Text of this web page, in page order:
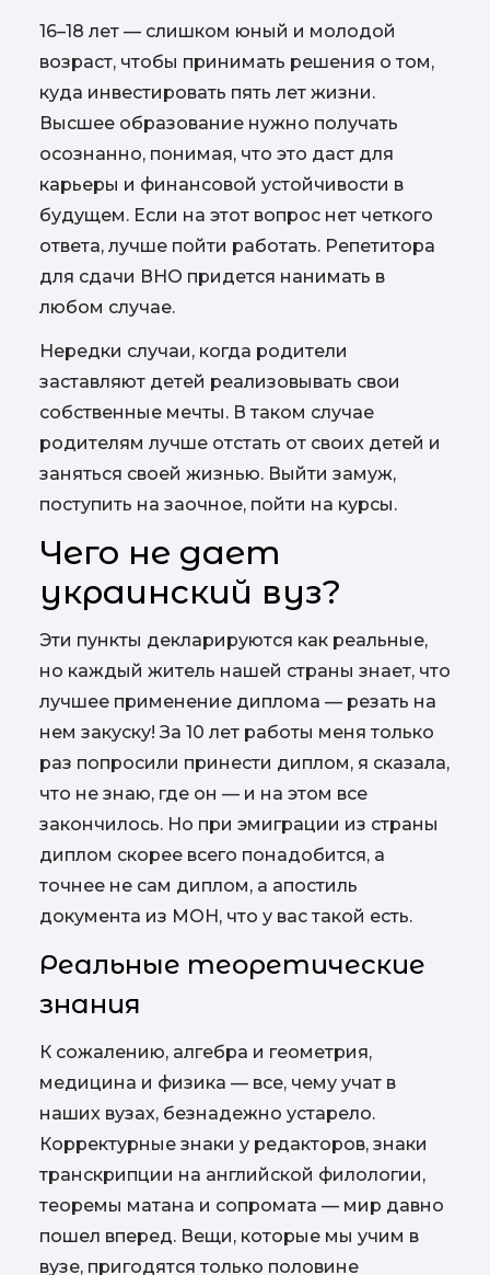
16–18 лет — слишком юный и молодой
возраст, чтобы принимать решения о том,
куда инвестировать пять лет жизни.
Высшее образование нужно получать
осознанно, понимая, что это даст для
карьеры и финансовой устойчивости в
будущем. Если на этот вопрос нет четкого
ответа, лучше пойти работать. Репетитора
для сдачи ВНО придется нанимать в
любом случае.
Нередки случаи, когда родители
заставляют детей реализовывать свои
собственные мечты. В таком случае
родителям лучше отстать от своих детей и
заняться своей жизнью. Выйти замуж,
поступить на заочное, пойти на курсы.
Чего не дает
украинский вуз?
Эти пункты декларируются как реальные,
но каждый житель нашей страны знает, что
лучшее применение диплома — резать на
нем закуску! За 10 лет работы меня только
раз попросили принести диплом, я сказала,
что не знаю, где он — и на этом все
закончилось. Но при эмиграции из страны
диплом скорее всего понадобится, а
точнее не сам диплом, а апостиль
документа из МОН, что у вас такой есть.
Реальные теоретические
знания
К сожалению, алгебра и геометрия,
медицина и физика — все, чему учат в
наших вузах, безнадежно устарело.
Корректурные знаки у редакторов, знаки
транскрипции на английской филологии,
теоремы матана и сопромата — мир давно
пошел вперед. Вещи, которые мы учим в
вузе, пригодятся только половине